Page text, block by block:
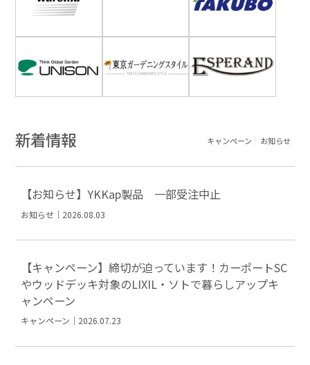
新着情報 キャンペーン お知らせ
【お知らせ】YKKap製品 一部受注中止
お知らせ｜2026.08.03
【キャンペーン】締切が迫っています！カーポートSC
やウッドデッキ対象のLIXIL・ソトで暮らしアップキ
ャンペーン
キャンペーン｜2026.07.23